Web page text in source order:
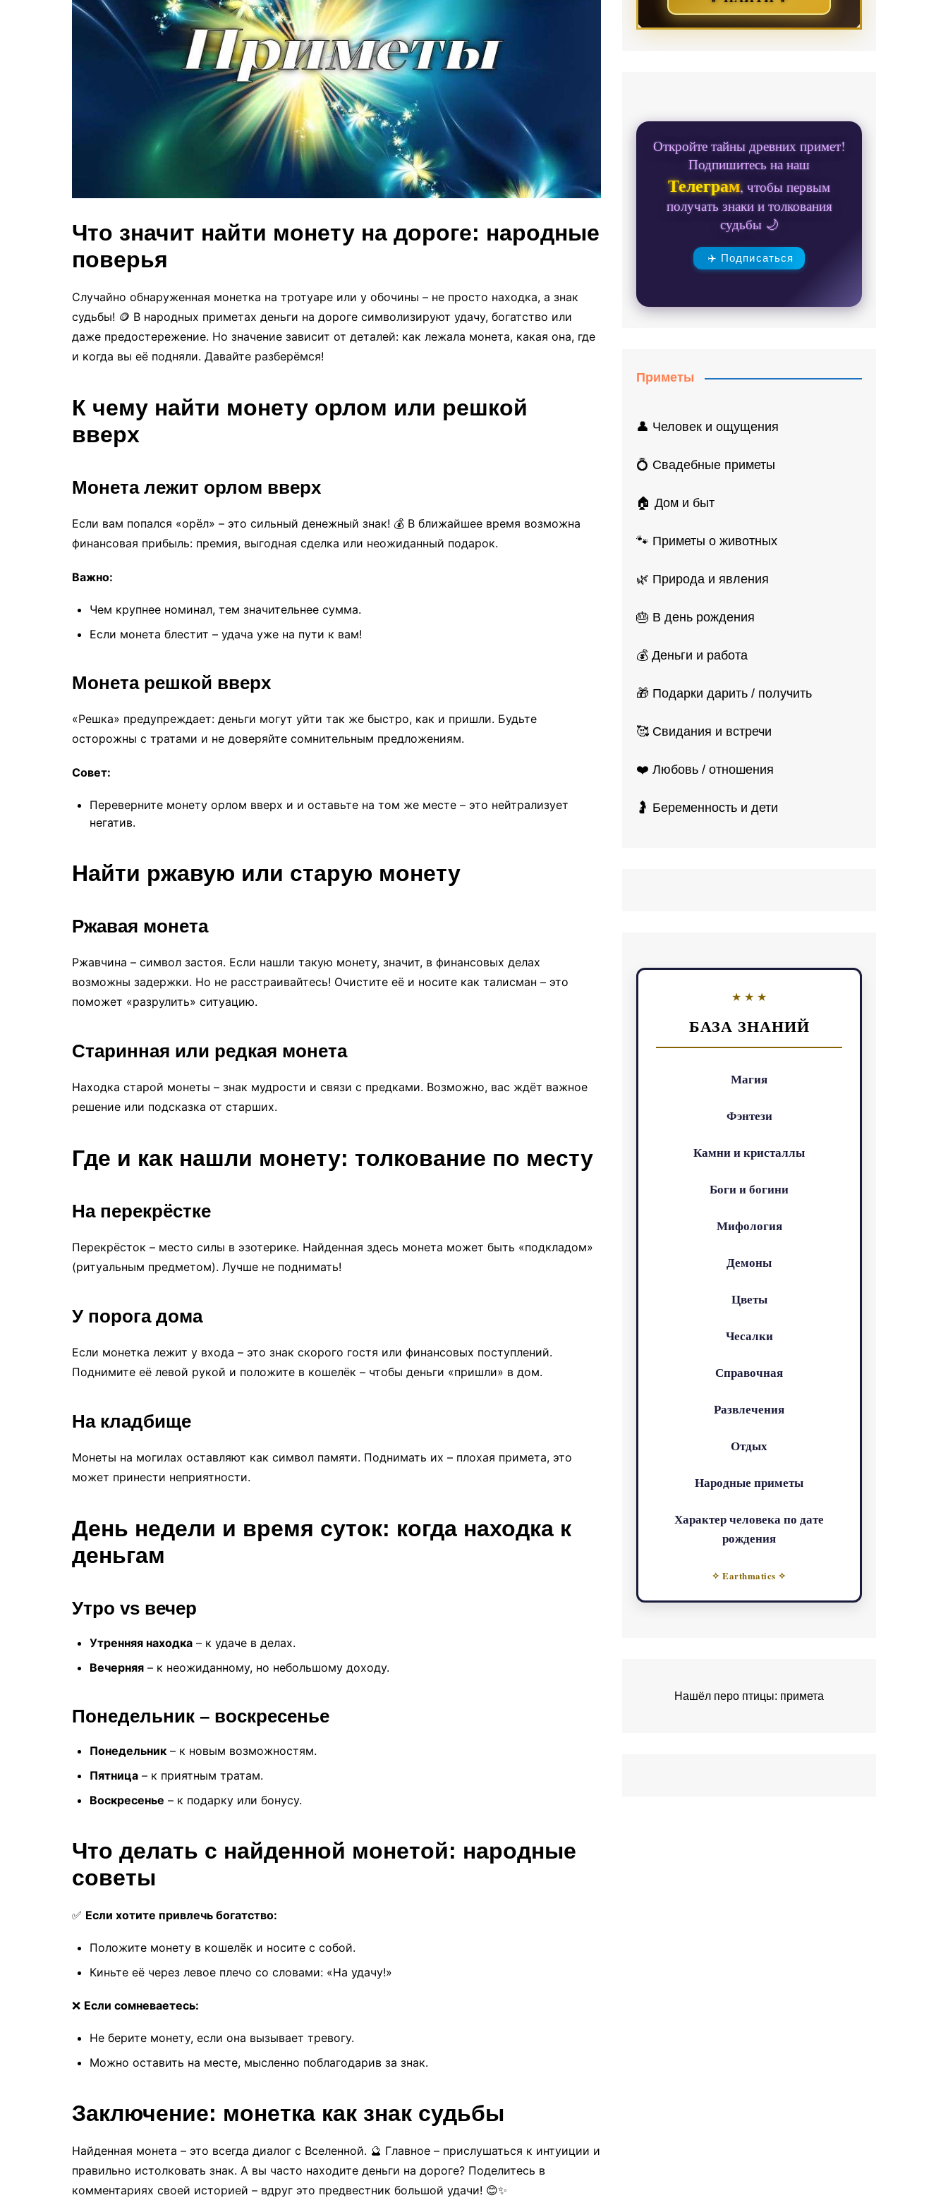
Что значит найти монету на дороге: народные
поверья
Случайно обнаруженная монетка на тротуаре или у обочины – не просто находка, а знак
судьбы! 🪙 В народных приметах деньги на дороге символизируют удачу, богатство или
даже предостережение. Но значение зависит от деталей: как лежала монета, какая она, где
и когда вы её подняли. Давайте разберёмся!
К чему найти монету орлом или решкой
вверх
Монета лежит орлом вверх
Если вам попался «орёл» – это сильный денежный знак! 💰 В ближайшее время возможна
финансовая прибыль: премия, выгодная сделка или неожиданный подарок.
Важно:
Чем крупнее номинал, тем значительнее сумма.
Если монета блестит – удача уже на пути к вам!
Монета решкой вверх
«Решка» предупреждает: деньги могут уйти так же быстро, как и пришли. Будьте
осторожны с тратами и не доверяйте сомнительным предложениям.
Совет:
Переверните монету орлом вверх и и оставьте на том же месте – это нейтрализует
негатив.
Найти ржавую или старую монету
Ржавая монета
Ржавчина – символ застоя. Если нашли такую монету, значит, в финансовых делах
возможны задержки. Но не расстраивайтесь! Очистите её и носите как талисман – это
поможет «разрулить» ситуацию.
Старинная или редкая монета
Находка старой монеты – знак мудрости и связи с предками. Возможно, вас ждёт важное
решение или подсказка от старших.
Где и как нашли монету: толкование по месту
На перекрёстке
Перекрёсток – место силы в эзотерике. Найденная здесь монета может быть «подкладом»
(ритуальным предметом). Лучше не поднимать!
У порога дома
Если монетка лежит у входа – это знак скорого гостя или финансовых поступлений.
Поднимите её левой рукой и положите в кошелёк – чтобы деньги «пришли» в дом.
На кладбище
Монеты на могилах оставляют как символ памяти. Поднимать их – плохая примета, это
может принести неприятности.
День недели и время суток: когда находка к
деньгам
Утро vs вечер
Утренняя находка – к удаче в делах.
Вечерняя – к неожиданному, но небольшому доходу.
Понедельник – воскресенье
Понедельник – к новым возможностям.
Пятница – к приятным тратам.
Воскресенье – к подарку или бонусу.
Что делать с найденной монетой: народные
советы
✅ Если хотите привлечь богатство:
Положите монету в кошелёк и носите с собой.
Киньте её через левое плечо со словами: «На удачу!»
❌ Если сомневаетесь:
Не берите монету, если она вызывает тревогу.
Можно оставить на месте, мысленно поблагодарив за знак.
Заключение: монетка как знак судьбы
Найденная монета – это всегда диалог с Вселенной. 🔮 Главное – прислушаться к интуиции и
правильно истолковать знак. А вы часто находите деньги на дороге? Поделитесь в
комментариях своей историей – вдруг это предвестник большой удачи! 😊✨
Откройте тайны древних примет!
Подпишитесь на наш
Телеграм, чтобы первым
получать знаки и толкования
судьбы 🌙
✈️ Подписаться
Приметы
👤 Человек и ощущения
💍 Свадебные приметы
🏠 Дом и быт
🐾 Приметы о животных
🌿 Природа и явления
🎂 В день рождения
💰 Деньги и работа
🎁 Подарки дарить / получить
🥰 Свидания и встречи
❤️ Любовь / отношения
🤰 Беременность и дети
БАЗА ЗНАНИЙ
Магия
Фэнтези
Камни и кристаллы
Боги и богини
Мифология
Демоны
Цветы
Чесалки
Справочная
Развлечения
Отдых
Народные приметы
Характер человека по дате
рождения
✧ Earthmatics ✧
Нашёл перо птицы: примета